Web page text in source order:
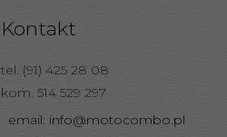
Kontakt
tel. (91) 425 28 08
kom. 514 529 297
email: info@motocombo.pl